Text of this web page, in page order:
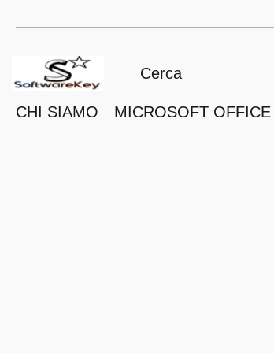
CHI SIAMO MICROSOFT OFFICE